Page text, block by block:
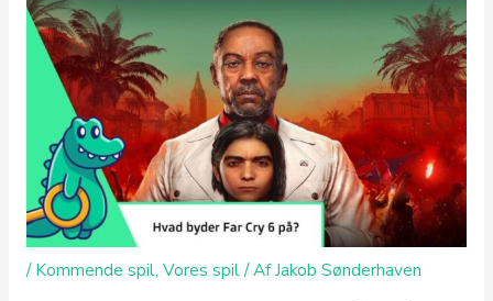
/Kommende spil, Vores spil/ AfJakob Sønderhaven